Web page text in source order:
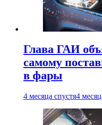
Глава ГАИ
самому
в фары
4 месяца спустя4